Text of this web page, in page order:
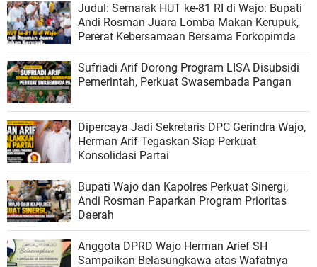
Judul: Semarak HUT ke-81 RI di Wajo: Bupati
Andi Rosman Juara Lomba Makan Kerupuk,
Pererat Kebersamaan Bersama Forkopimda
Sufriadi Arif Dorong Program LISA Disubsidi
Pemerintah, Perkuat Swasembada Pangan
Dipercaya Jadi Sekretaris DPC Gerindra Wajo,
Herman Arif Tegaskan Siap Perkuat
Konsolidasi Partai
Bupati Wajo dan Kapolres Perkuat Sinergi,
Andi Rosman Paparkan Program Prioritas
Daerah
Anggota DPRD Wajo Herman Arief SH
Sampaikan Belasungkawa atas Wafatnya